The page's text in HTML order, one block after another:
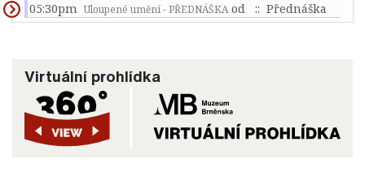
05:30pmUloupené umění - PŘEDNÁŠKAod :: Přednáška
Virtuální prohlídka